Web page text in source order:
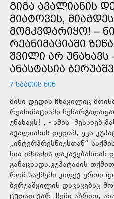
ᲒᲘᲒᲐ ᲐᲕᲐᲚᲘᲐᲜᲘᲡ
ᲛᲘᲐᲢᲝᲕᲔᲡ,
ᲛᲝᲛᲙᲕᲓᲐᲠᲘᲧᲝ! –
ᲠᲔᲐᲜᲘᲛᲐᲪᲘᲐᲨᲘ
ᲨᲕᲘᲚᲘ ᲐᲠ ᲣᲜᲐᲮᲐᲕᲡ
ᲐᲜᲐᲡᲢᲐᲡᲘᲐ
7 ᲡᲐᲐᲗᲘᲡ ᲬᲘᲜ
მისი დედის ჩხავილიც მოისმინეთ, ალბათ, მას
რეანიმაციაში
უნახავს! , - ამის შესახებ
ავალიანის დედამ, ეკა
„ინტერპრესნიუსთან“
ნია იმნაძის დაკავებასთან
განაცხადა.კუპატაძის
რომ საქმეში კიდევ ერთი
ბერუაშვილის დაკავებაც
ცუდად ვარ. ჩემი აზრით,